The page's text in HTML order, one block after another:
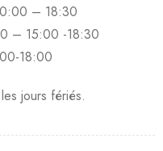
– 18:30
– 15:00 -18:30
18:00
jours fériés.